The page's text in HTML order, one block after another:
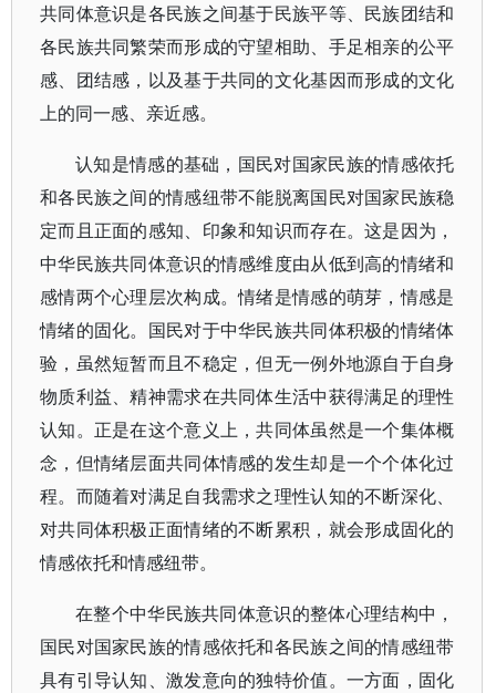
共同体意识是各民族之间基于民族平等、民族团结和
各民族共同繁荣而形成的守望相助、手足相亲的公平
感、团结感，以及基于共同的文化基因而形成的文化
上的同一感、亲近感。
认知是情感的基础，国民对国家民族的情感依托
和各民族之间的情感纽带不能脱离国民对国家民族稳
定而且正面的感知、印象和知识而存在。这是因为，
中华民族共同体意识的情感维度由从低到高的情绪和
感情两个心理层次构成。情绪是情感的萌芽，情感是
情绪的固化。国民对于中华民族共同体积极的情绪体
验，虽然短暂而且不稳定，但无一例外地源自于自身
物质利益、精神需求在共同体生活中获得满足的理性
认知。正是在这个意义上，共同体虽然是一个集体概
念，但情绪层面共同体情感的发生却是一个个体化过
程。而随着对满足自我需求之理性认知的不断深化、
对共同体积极正面情绪的不断累积，就会形成固化的
情感依托和情感纽带。
在整个中华民族共同体意识的整体心理结构中，
国民对国家民族的情感依托和各民族之间的情感纽带
具有引导认知、激发意向的独特价值。一方面，固化